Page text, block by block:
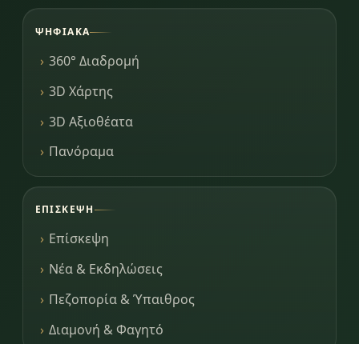
ΨΗΦΙΑΚΆ
360° Διαδρομή
3D Χάρτης
3D Αξιοθέατα
Πανόραμα
ΕΠΊΣΚΕΨΗ
Επίσκεψη
Νέα & Εκδηλώσεις
Πεζοπορία & Ύπαιθρος
Διαμονή & Φαγητό